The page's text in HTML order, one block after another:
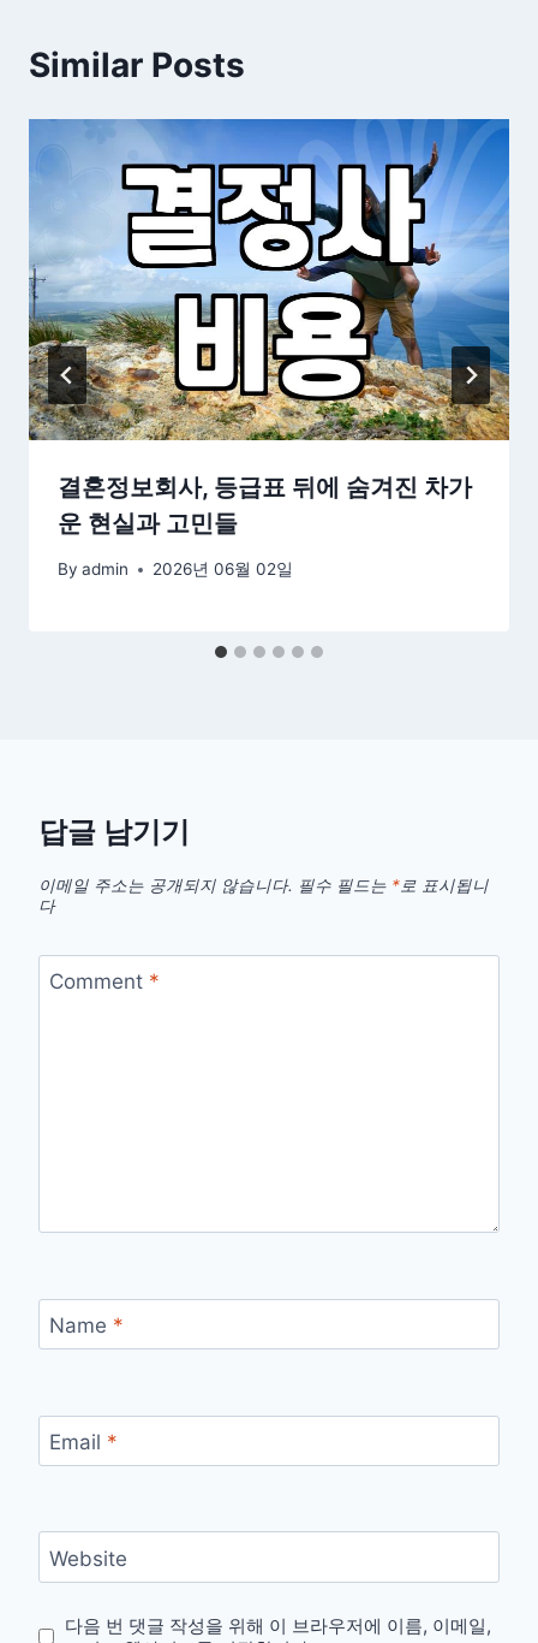
Similar Posts
결혼정보회사, 등급표 뒤에 숨겨진 차가
운 현실과 고민들
By admin 2026년 06월 02일
답글 남기기
이메일 주소는 공개되지 않습니다. 필수 필드는 *로 표시됩니
다
Comment *
Name *
Email *
Website
다음 번 댓글 작성을 위해 이 브라우저에 이름, 이메일,